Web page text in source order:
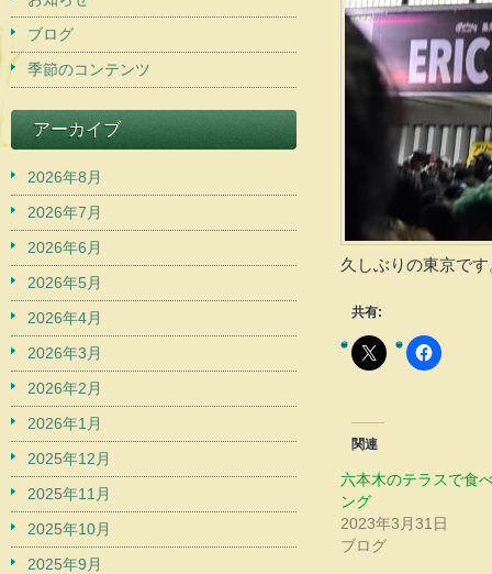
久しぶりの東京です
共有:
関連
六本木のテラスで食
ング
2023年3月31日
ブログ
ブログ
季節のコンテンツ
アーカイブ
2026年8月
2026年7月
2026年6月
2026年5月
2026年4月
2026年3月
2026年2月
2026年1月
2025年12月
2025年11月
2025年10月
2025年9月